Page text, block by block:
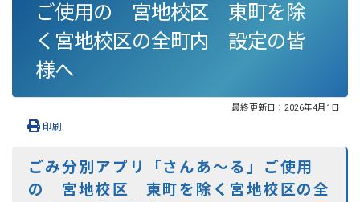
ご使用の 宮地校区 東町を除
く宮地校区の全町内 設定の皆
様へ
最終更新日： 2026年4月1日
印刷
ごみ分別アプリ「さんあ～る」ご使用
の 宮地校区 東町を除く宮地校区の全